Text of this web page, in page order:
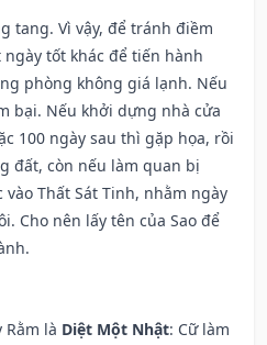
tang. Vì vậy, để tránh điềm
tốt khác để tiến hành
phòng không giá lạnh. Nếu
bại. Nếu khởi dựng nhà cửa
100 ngày sau thì gặp họa, rồi
đất, còn nếu làm quan bị
vào Thất Sát Tinh, nhằm ngày
Cho nên lấy tên của Sao để
Rằm là Diệt Một Nhật: Cữ làm